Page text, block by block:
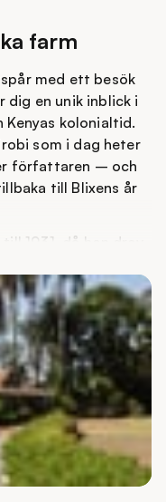
farm.
farm
med ett besök
dig en unik inblick i
kolonialtid.
som i dag heter
författaren – och
till Blixens år
1931, då hon drev
varav 600 var
en stor del av
Denys Finch
och storviltjägaren
Tiden i Kenya
kärlek, men också
senare
i Afrika.
filmenOut of
I dag kan du
samt rekvisita